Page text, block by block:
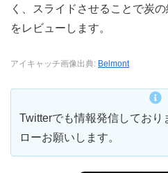
く、スライドさせることで炭
をレビューします。
アイキャッチ画像出典: Belmont
Twitterでも情報発信しており
ローお願いします。